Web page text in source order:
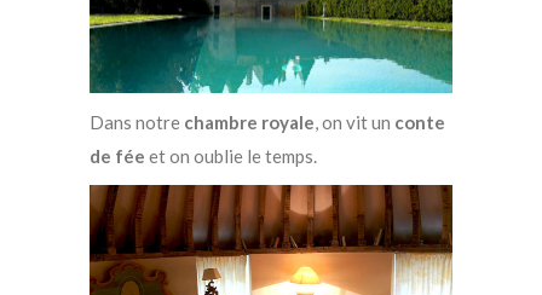
Dans notre chambre royale, on vit un conte
de fée et on oublie le temps.